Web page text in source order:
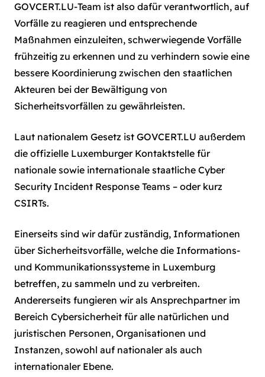
GOVCERT.LU-Team ist also dafür verantwortlich, auf
Vorfälle zu reagieren und entsprechende
Maßnahmen einzuleiten, schwerwiegende Vorfälle
frühzeitig zu erkennen und zu verhindern sowie eine
bessere Koordinierung zwischen den staatlichen
Akteuren bei der Bewältigung von
Sicherheitsvorfällen zu gewährleisten.
Laut nationalem Gesetz ist GOVCERT.LU außerdem
die offizielle Luxemburger Kontaktstelle für
nationale sowie internationale staatliche Cyber
Security Incident Response Teams – oder kurz
CSIRTs.
Einerseits sind wir dafür zuständig, Informationen
über Sicherheitsvorfälle, welche die Informations-
und Kommunikationssysteme in Luxemburg
betreffen, zu sammeln und zu verbreiten.
Andererseits fungieren wir als Ansprechpartner im
Bereich Cybersicherheit für alle natürlichen und
juristischen Personen, Organisationen und
Instanzen, sowohl auf nationaler als auch
internationaler Ebene.